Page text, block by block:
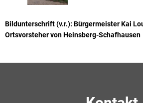
Bildunterschrift (v.r.): Bürgermeister Kai
Ortsvorsteher von Heinsberg-Schafhausen